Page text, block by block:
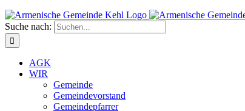
Suche nach:
AGK
WIR
Gemeinde
Gemeindevorstand
Gemeindepfarrer